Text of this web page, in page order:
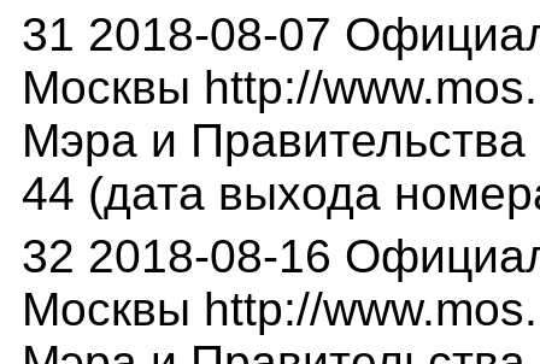
31 2018-08-07
Москвы http://
Мэра и Правительства
44 (дата выхода
32 2018-08-16
Москвы http://